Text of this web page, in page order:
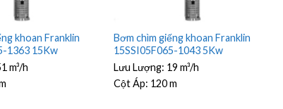
khoan Franklin
1363 15Kw
m³/h
Bơm chìm giếng khoan Franklin
15SSI05F065-1043 5Kw
Lưu Lượng: 19 m³/h
Cột Áp: 120 m